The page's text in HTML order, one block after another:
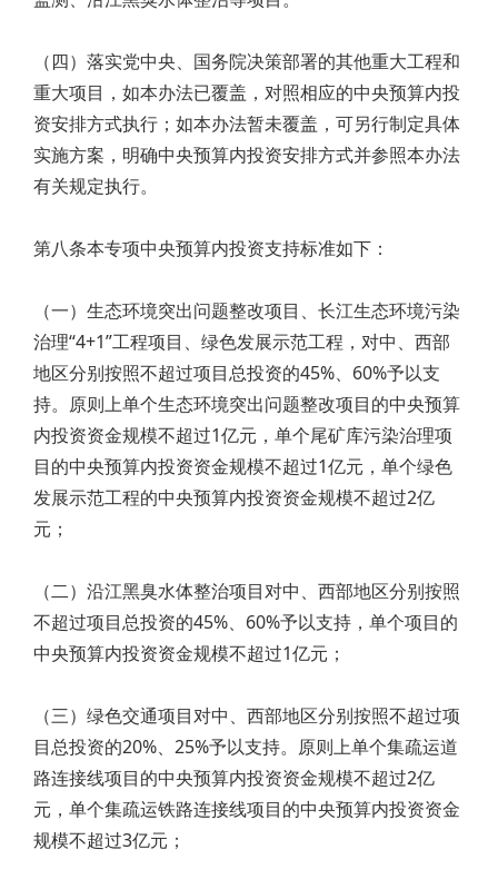
（四）落实党中央、国务院决策部署的其他重大工程和
重大项目，如本办法已覆盖，对照相应的中央预算内投
资安排方式执行；如本办法暂未覆盖，可另行制定具体
实施方案，明确中央预算内投资安排方式并参照本办法
有关规定执行。
第八条本专项中央预算内投资支持标准如下：
（一）生态环境突出问题整改项目、长江生态环境污染
治理“4+1”工程项目、绿色发展示范工程，对中、西部
地区分别按照不超过项目总投资的45%、60%予以支
持。原则上单个生态环境突出问题整改项目的中央预算
内投资资金规模不超过1亿元，单个尾矿库污染治理项
目的中央预算内投资资金规模不超过1亿元，单个绿色
发展示范工程的中央预算内投资资金规模不超过2亿
元；
（二）沿江黑臭水体整治项目对中、西部地区分别按照
不超过项目总投资的45%、60%予以支持，单个项目的
中央预算内投资资金规模不超过1亿元；
（三）绿色交通项目对中、西部地区分别按照不超过项
目总投资的20%、25%予以支持。原则上单个集疏运道
路连接线项目的中央预算内投资资金规模不超过2亿
元，单个集疏运铁路连接线项目的中央预算内投资资金
规模不超过3亿元；